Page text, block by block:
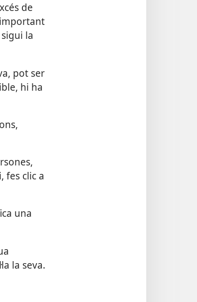
de
la
pot ser
hi ha
fes clic a
una
la seva.